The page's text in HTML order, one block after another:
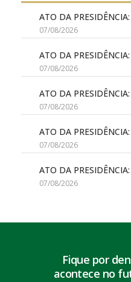
ATO DA
07/08/2026
ATO DA
07/08/2026
ATO DA
07/08/2026
ATO DA
07/08/2026
ATO DA
07/08/2026
Fique por
acontece no